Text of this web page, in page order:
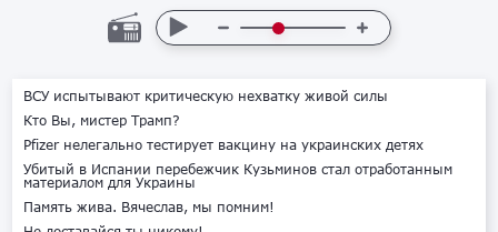
ВСУ испытывают критическую нехватку живой силы
Кто Вы, мистер Трамп?
Pfizer нелегально тестирует вакцину на украинских детях
Убитый в Испании перебежчик Кузьминов стал отработанным
материалом для Украины
Память жива. Вячеслав, мы помним!